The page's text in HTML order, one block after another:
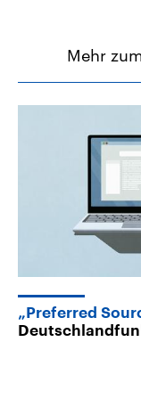
Mehr
„Preferred